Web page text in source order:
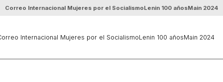
Correo Internacional Mujeres por el SocialismoLenin 100 añosMain 2024
Internacional Mujeres por el SocialismoLenin 100 añosMain 2024